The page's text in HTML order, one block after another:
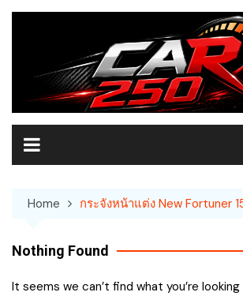
Skip
Home กระจังหน้าแต่ง New Fortuner
Nothing Found
It seems we can’t find what you’re looking